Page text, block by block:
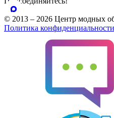
© 2013 – 2026 Центр модных
Политика конфиденциальности